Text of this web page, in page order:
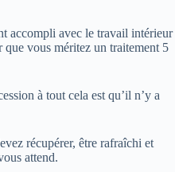
accompli avec le travail intérieur
vous méritez un traitement 5
à tout cela est qu’il n’y a
récupérer, être rafraîchi et
attend.